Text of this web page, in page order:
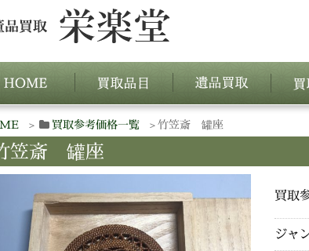
買取参考価格一覧 竹笠斎 罐座
笠斎 罐座
買取
ジャ